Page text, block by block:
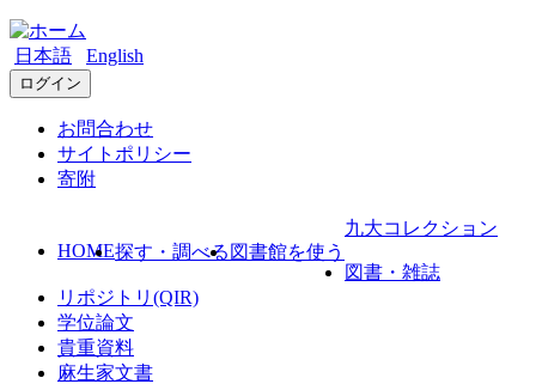
日本語 English
ログイン
お問合わせ
サイトポリシー
寄附
HOME探す・調べる 図書館を使う
九大コレクション
図書・雑誌
リポジトリ(QIR)
学位論文
貴重資料
麻生家文書